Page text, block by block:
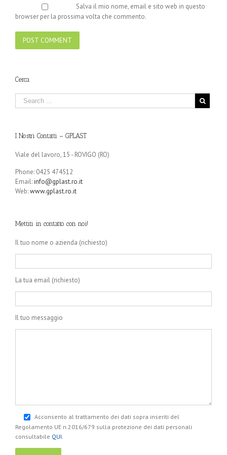
Salva il mio nome, email e sito web in questo
browser per la prossima volta che commento.
Cerca
I Nostri Contatti – GPLAST
Viale del lavoro, 15 - ROVIGO (RO)
Phone: 0425 474512
Email:info@gplast.ro.it
Web:www.gplast.ro.it
Mettiti in contatto con noi!
Il tuo nome o azienda (richiesto)
La tua email (richiesto)
Il tuo messaggio
Acconsento al trattamento dei dati sopra inseriti del
Regolamento UE n.2016/679 sulla protezione dei dati personali
consultabile QUI.